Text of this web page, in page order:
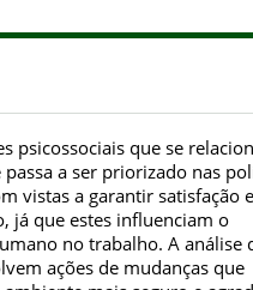
psicossociais que se
passa a ser priorizado nas
vistas a garantir satisfação e
já que estes influenciam o
no trabalho. A análise
ações de mudanças que